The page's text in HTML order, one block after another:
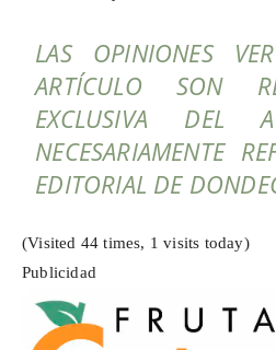
LAS OPINIONES
ARTÍCULO SON
EXCLUSIVA DEL
NECESARIAMENTE
EDITORIAL DE
(Visited 44 times, 1 visits today)
Publicidad